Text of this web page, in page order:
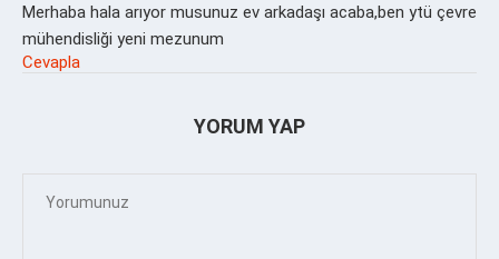
Merhaba hala arıyor musunuz ev arkadaşı acaba,ben ytü çevre
mühendisliği yeni mezunum
Cevapla
YORUM YAP